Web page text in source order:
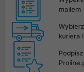
mailem
kuriera